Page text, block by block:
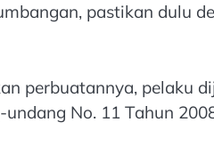
pastikan dulu
perbuatannya, pelaku
No. 11 Tahun